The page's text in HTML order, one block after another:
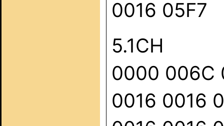
0016 05F7
5.1CH
0000 006C
0016 0016